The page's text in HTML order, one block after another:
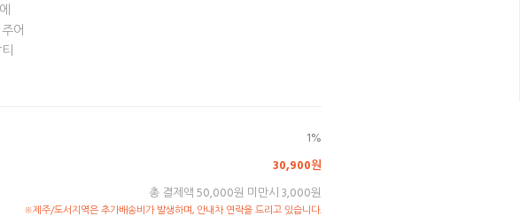
어
1%
30,900원
총 결제액 50,000원 미만시 3,000원
※제주/도서지역은 추가배송비가 발생하며, 안내차 연락을 드리고 있습니다.